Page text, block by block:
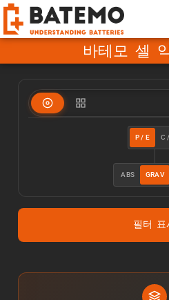
바테모 셀
P / E C
ABS GRAV
필터 표